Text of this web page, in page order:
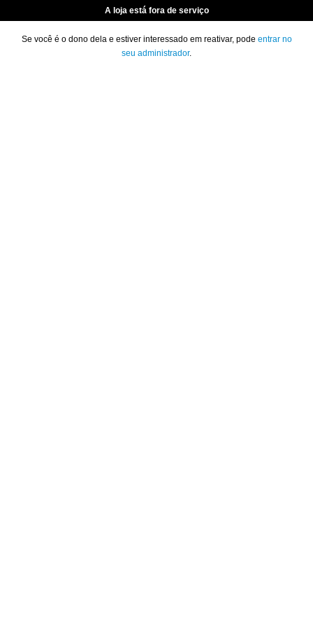
A loja está fora de serviço
Se você é o dono dela e estiver interessado em reativar, pode entrar no
seu administrador.